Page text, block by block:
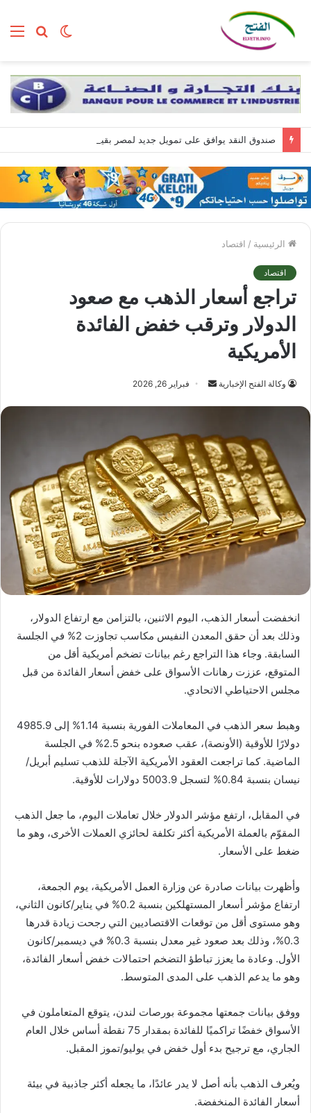
بحث الوضع
صندوق النقد يوافق على تمويل جديد لمصر بقيمة 1.8 مليار دولار
الرئيسية / اقتصاد
اقتصاد
تراجع أسعار الذهب مع صعود
الدولار وترقب خفض الفائدة
الأمريكية
وكالة الفتح الإخبارية
أرسل فبراير 26, 2026
انخفضت أسعار الذهب، اليوم الاثنين، بالتزامن مع ارتفاع الدولار،
وذلك بعد أن حقق المعدن النفيس مكاسب تجاوزت 2% في الجلسة
السابقة. وجاء هذا التراجع رغم بيانات تضخم أمريكية أقل من
المتوقع، عززت رهانات الأسواق على خفض أسعار الفائدة من قبل
مجلس الاحتياطي الاتحادي.
وهبط سعر الذهب في المعاملات الفورية بنسبة 1.14% إلى 4985.9
دولارًا للأوقية (الأونصة)، عقب صعوده بنحو 2.5% في الجلسة
الماضية. كما تراجعت العقود الأمريكية الآجلة للذهب تسليم أبريل/
نيسان بنسبة 0.84% لتسجل 5003.9 دولارات للأوقية.
في المقابل، ارتفع مؤشر الدولار خلال تعاملات اليوم، ما جعل الذهب
المقوّم بالعملة الأمريكية أكثر تكلفة لحائزي العملات الأخرى، وهو ما
ضغط على الأسعار.
وأظهرت بيانات صادرة عن وزارة العمل الأمريكية، يوم الجمعة،
ارتفاع مؤشر أسعار المستهلكين بنسبة 0.2% في يناير/كانون الثاني،
وهو مستوى أقل من توقعات الاقتصاديين التي رجحت زيادة قدرها
0.3%، وذلك بعد صعود غير معدل بنسبة 0.3% في ديسمبر/كانون
الأول. وعادة ما يعزز تباطؤ التضخم احتمالات خفض أسعار الفائدة،
وهو ما يدعم الذهب على المدى المتوسط.
ووفق بيانات جمعتها مجموعة بورصات لندن، يتوقع المتعاملون في
الأسواق خفضًا تراكميًا للفائدة بمقدار 75 نقطة أساس خلال العام
الجاري، مع ترجيح بدء أول خفض في يوليو/تموز المقبل.
ويُعرف الذهب بأنه أصل لا يدر عائدًا، ما يجعله أكثر جاذبية في بيئة
أسعار الفائدة المنخفضة.